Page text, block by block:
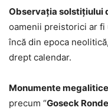
Observația solstițiului
oamenii preistorici ar
încă din epoca
drept calendar.
Monumente megalitice
precum “Goseck